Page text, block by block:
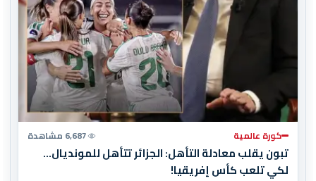
كورة عالمية 6,687 مشاهدة
تبون يقلب معادلة التأهل: الجزائر تتأهل للمونديال…
لكي تلعب كأس إفريقيا!